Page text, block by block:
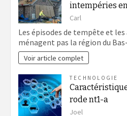
intempéries
Carl
Les épisodes de tempête et
ménagent pas la région du
Voir article complet
TECHNOLOGIE
rode nt1-a
Joel